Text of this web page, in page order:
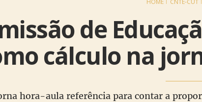
HOME CNTE-CUT
de
cálculo na
hora-aula referência para contar a